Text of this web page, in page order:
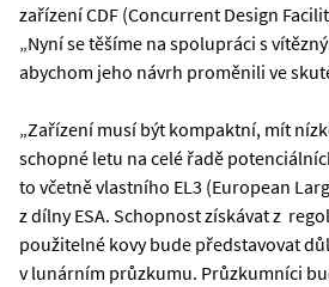
zařízení CDF (Concurrent Design
„Nyní se těšíme na spolupráci s
abychom jeho návrh proměnili ve
„Zařízení musí být kompaktní, mít
schopné letu na celé řadě
to včetně vlastního EL3 (European
z dílny ESA. Schopnost získávat z
použitelné kovy bude představovat
v lunárním průzkumu. Průzkumníci